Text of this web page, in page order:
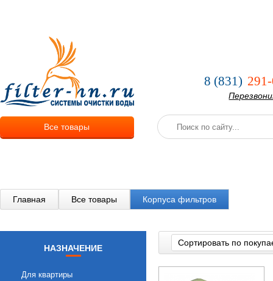
Все товары
8 (831)
Главная Все товары Корпуса фильтров
НАЗНАЧЕНИЕ
Для квартиры
Сортировать по